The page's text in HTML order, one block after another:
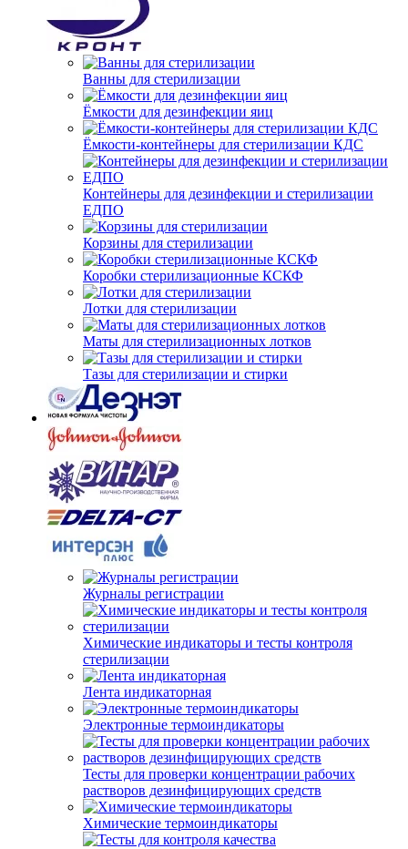
Ванны для стерилизации
Ёмкости для дезинфекции яиц
Ёмкости-контейнеры для стерилизации КДС
Контейнеры для дезинфекции и стерилизации
ЕДПО
Корзины для стерилизации
Коробки стерилизационные КСКФ
Лотки для стерилизации
Маты для стерилизационных лотков
Тазы для стерилизации и стирки
Журналы регистрации
Химические индикаторы и тесты контроля
стерилизации
Лента индикаторная
Электронные термоиндикаторы
Тесты для проверки концентрации рабочих
растворов дезинфицирующих средств
Химические термоиндикаторы